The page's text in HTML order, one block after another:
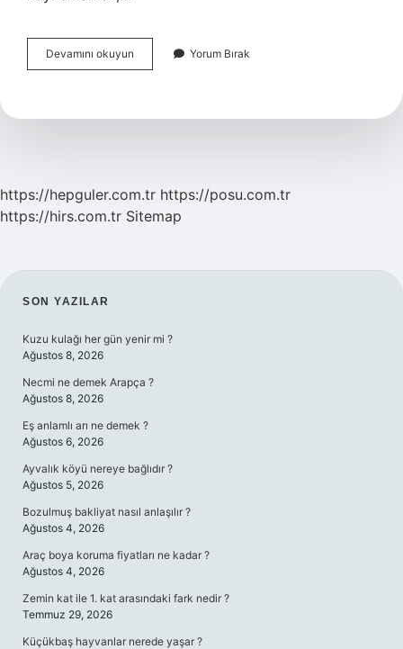
Devamını okuyun Baklava
Yufkalarinin
Konur
Yorum Bırak
https://hepguler.com.tr https://posu.com.tr
https://hirs.com.tr Sitemap
SIDEBAR
SON YAZILAR
Kuzu kulağı her gün yenir mi ?
Ağustos 8, 2026
Necmi ne demek Arapça ?
Ağustos 8, 2026
Eş anlamlı arı ne demek ?
Ağustos 6, 2026
Ayvalık köyü nereye bağlıdır ?
Ağustos 5, 2026
Bozulmuş bakliyat nasıl anlaşılır ?
Ağustos 4, 2026
Araç boya koruma fiyatları ne kadar ?
Ağustos 4, 2026
Zemin kat ile 1. kat arasındaki fark nedir ?
Temmuz 29, 2026
Küçükbaş hayvanlar nerede yaşar ?